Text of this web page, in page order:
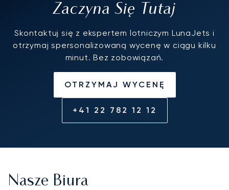
Zaczyna Się Tutaj
Skontaktuj się z ekspertem lotniczym LunaJets i
otrzymaj spersonalizowaną wycenę w ciągu kilku
minut. Bez zobowiązań.
OTRZYMAJ WYCENĘ
+41 22 782 12 12
Nasze Biura